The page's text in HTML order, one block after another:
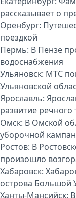
рассказывает о
Оренбург:
поездкой
Пермь: В Пензе
водоснабжения
Ульяновск: МТС
Ульяновской
Ярославль:
развитие речного
Омск: В Омской
уборочной
Ростов: В
произошло
Хабаровск:
острова Большой
Ханты-Мансийск: